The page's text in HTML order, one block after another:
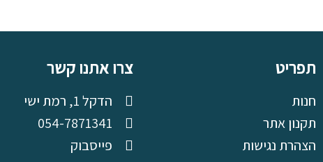
תפריט
חנות
תקנון אתר
הצהרת נגישות
צרו אתנו קשר
הדקל 1, רמת ישי
054-7871341
פייסבוק